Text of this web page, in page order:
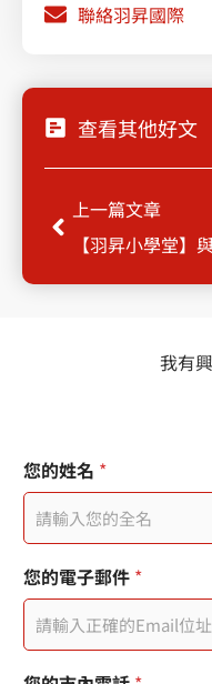
聯絡羽昇國際
查看其他好文
上一頁
上一篇文章
我有
*
頁
面
連
結
期
戳
記
使
用
您的姓名 *
您的電子郵件 *